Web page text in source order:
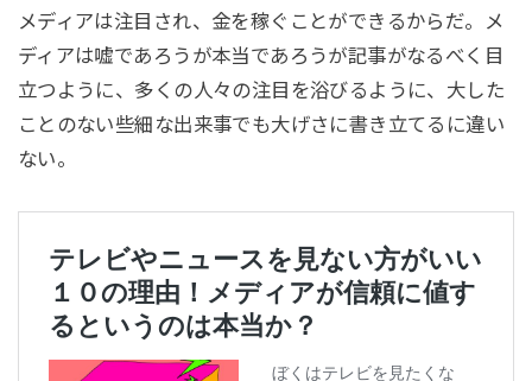
メディアは注目され、金を稼ぐことができるからだ。メ
ディアは嘘であろうが本当であろうが記事がなるべく目
立つように、多くの人々の注目を浴びるように、大した
ことのない些細な出来事でも大げさに書き立てるに違い
ない。